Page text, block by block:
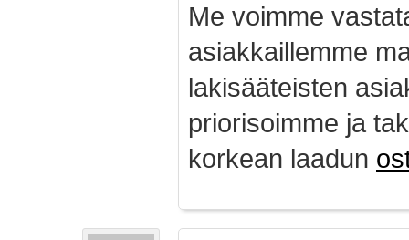
Me voimme
asiakkaillemme
lakisääteisten
priorisoimme ja
korkean laadun